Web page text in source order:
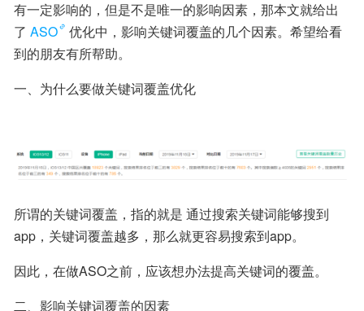
有一定影响的，但是不是唯一的影响因素，那本文就给出
了 ASO
优化中，影响关键词覆盖的几个因素。希望给看
到的朋友有所帮助。
一、为什么要做关键词覆盖优化
所谓的关键词覆盖，指的就是 通过搜索关键词能够搜到
app，关键词覆盖越多，那么就更容易搜索到app。
因此，在做ASO之前，应该想办法提高关键词的覆盖。
二、影响关键词覆盖的因素